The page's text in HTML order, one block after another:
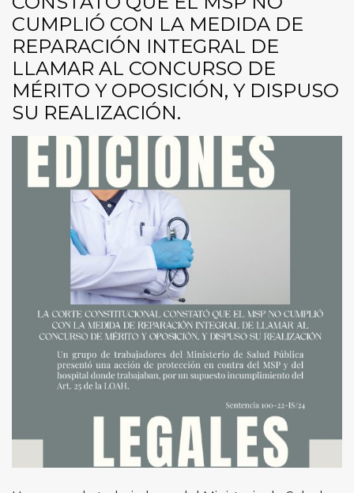
CUMPLIÓ CON LA MEDIDA DE
REPARACIÓN INTEGRAL DE
LLAMAR AL CONCURSO DE
MÉRITO Y OPOSICIÓN, Y DISPUSO
SU REALIZACIÓN.